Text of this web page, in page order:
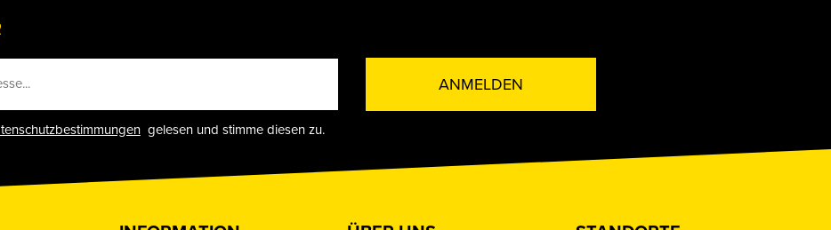
gelesen und stimme diesen zu.
ANMELDEN